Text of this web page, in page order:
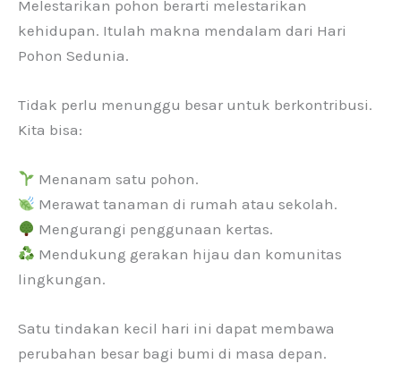
Melestarikan pohon berarti melestarikan
kehidupan. Itulah makna mendalam dari Hari
Pohon Sedunia.
Tidak perlu menunggu besar untuk berkontribusi.
Kita bisa:
Menanam satu pohon.
Merawat tanaman di rumah atau sekolah.
Mengurangi penggunaan kertas.
Mendukung gerakan hijau dan komunitas
lingkungan.
Satu tindakan kecil hari ini dapat membawa
perubahan besar bagi bumi di masa depan.